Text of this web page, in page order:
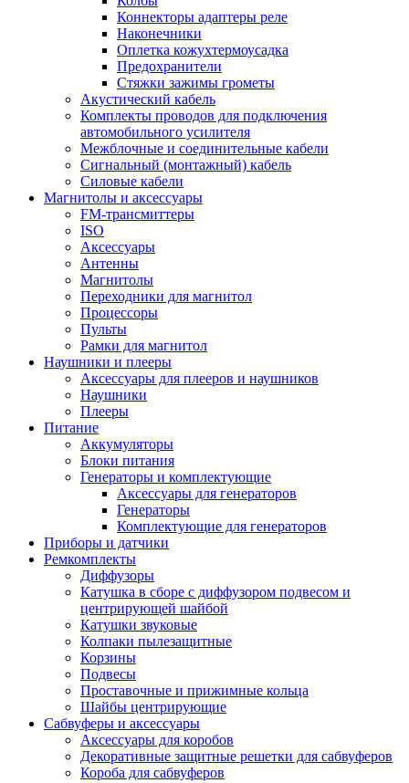
Коннекторы адаптеры реле
Наконечники
Оплетка кожухтермоусадка
Предохранители
Стяжки зажимы грометы
Акустический кабель
Комплекты проводов для подключения
автомобильного усилителя
Межблочные и соединительные кабели
Сигнальный (монтажный) кабель
Силовые кабели
Магнитолы и аксессуары
FM-трансмиттеры
ISO
Аксессуары
Антенны
Магнитолы
Переходники для магнитол
Процессоры
Пульты
Рамки для магнитол
Наушники и плееры
Аксессуары для плееров и наушников
Наушники
Плееры
Питание
Аккумуляторы
Блоки питания
Генераторы и комплектующие
Аксессуары для генераторов
Генераторы
Комплектующие для генераторов
Приборы и датчики
Ремкомплекты
Диффузоры
Катушка в сборе с диффузором подвесом и
центрирующей шайбой
Катушки звуковые
Колпаки пылезащитные
Корзины
Подвесы
Проставочные и прижимные кольца
Шайбы центрирующие
Сабвуферы и аксессуары
Аксессуары для коробов
Декоративные защитные решетки для сабвуферов
Короба для сабвуферов